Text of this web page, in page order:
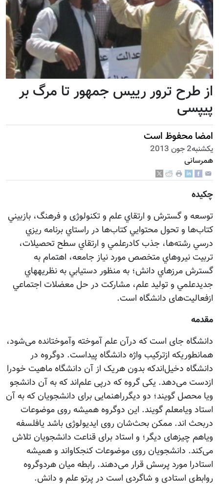
از طرح ترور رییس جمهور تا مرگ بر
پیپسی
امضا محفوظ است
يكشنبه2 جون 2013
همرسانی
چکیده
توسعه و گسترش و ارتقاي علم و تکنولوژی و فرهنگ، بازبيني
كتاب‌ها و تحول محتوايي كتاب‌ها در راستاي برنامه ريزي
درسي رشته‌ها، جذب كادرعلمي و ارتقاي سطح تحصيلات،
تربيت نيروهاي متخصص مورد نياز جامعه، اهتمام به
گسترش مرزهاي دانش؛ به منظور دستيابي به نظريه‏هاي
جديدعلمي و توليد علم، مشاركت در حل معضلات اجتماعي
ازفعالیت‌های دانشگاه است.
مقدمه
دانشگاه جای است که درآن علم آموخته وآموختانده می‌شود،
همانطوریکه ازترکیب واژه دانشگاه پیداست. دوگروه در
دانشگاه دخیل‌اندکه بدون هریک از آن دانشگاه ماهیت خودرا
ازدست می‌دهد. یکی گروه که درپی علم‌اند که به آن دانشجو
ویا محصل گویند؛ دو دیگرراهنمایی برای دانشجویان که به آن
استاد ویامعلم گویند. این دوگروه همیشه روی موضوعات
دربحث اند. ممکن بحث‌شان روی ایدیولوژی باشد یافلسفه
ویاهم چیزهای دیگر؛ و استاد برای قناعت دانشجویان تلاش
می‌کند. دانشجویان روی موضوعات کنجکاواند و همیشه
استادرا مورد پرسش‌ قرار می‌دهند. رابطه میان هردوگروه
روابط‌ی استادی و شاگردی است در پرتو علم و دانش.